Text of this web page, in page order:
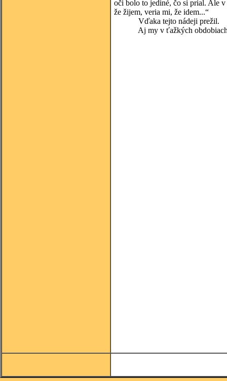
oči bolo to jediné, čo si prial. Ale
že žijem, veria mi, že idem...“
Vďaka tejto nádeji prežil.
Aj my v ťažkých obdobiach